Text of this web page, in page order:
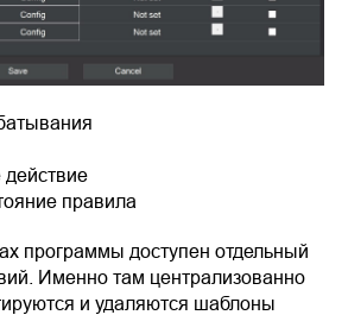
действие
правила
программы доступен отдельный
Именно там централизованно
и удаляются шаблоны